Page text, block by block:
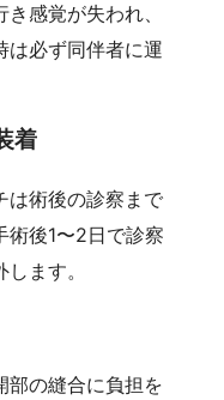
感覚が失われ、
は必ず同伴者に運
着
は術後の診察まで
術後1〜2日で診察
ます。
部の縫合に負担を